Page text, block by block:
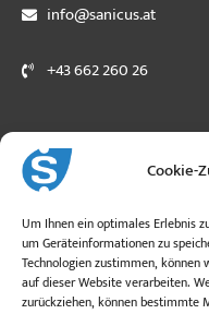
Cookie-
Um Ihnen ein optimales Erlebnis
um Geräteinformationen zu
Technologien zustimmen,
auf dieser Website verarbeiten.
zurückziehen, können bestimmte
info@sanicus.at
+43 662 260 26